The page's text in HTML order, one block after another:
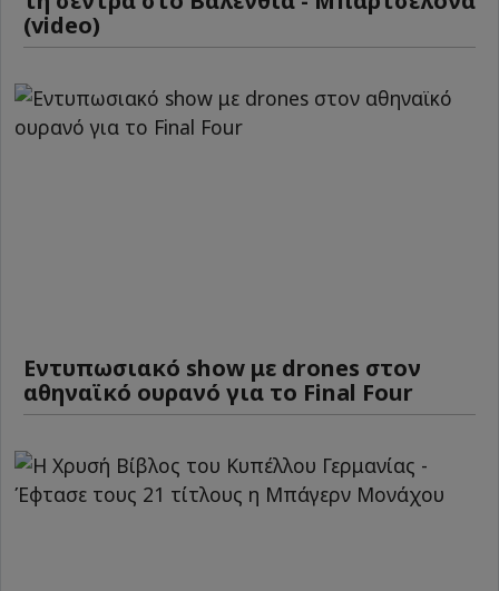
(video)
Εντυπωσιακό show με drones στον
αθηναϊκό ουρανό για το Final Four